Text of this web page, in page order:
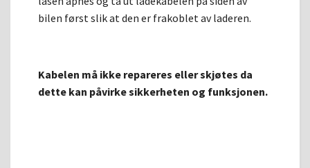
bilen først slik at den er frakoblet av laderen.
Kabelen må ikke repareres eller skjøtes da
dette kan påvirke sikkerheten og funksjonen.